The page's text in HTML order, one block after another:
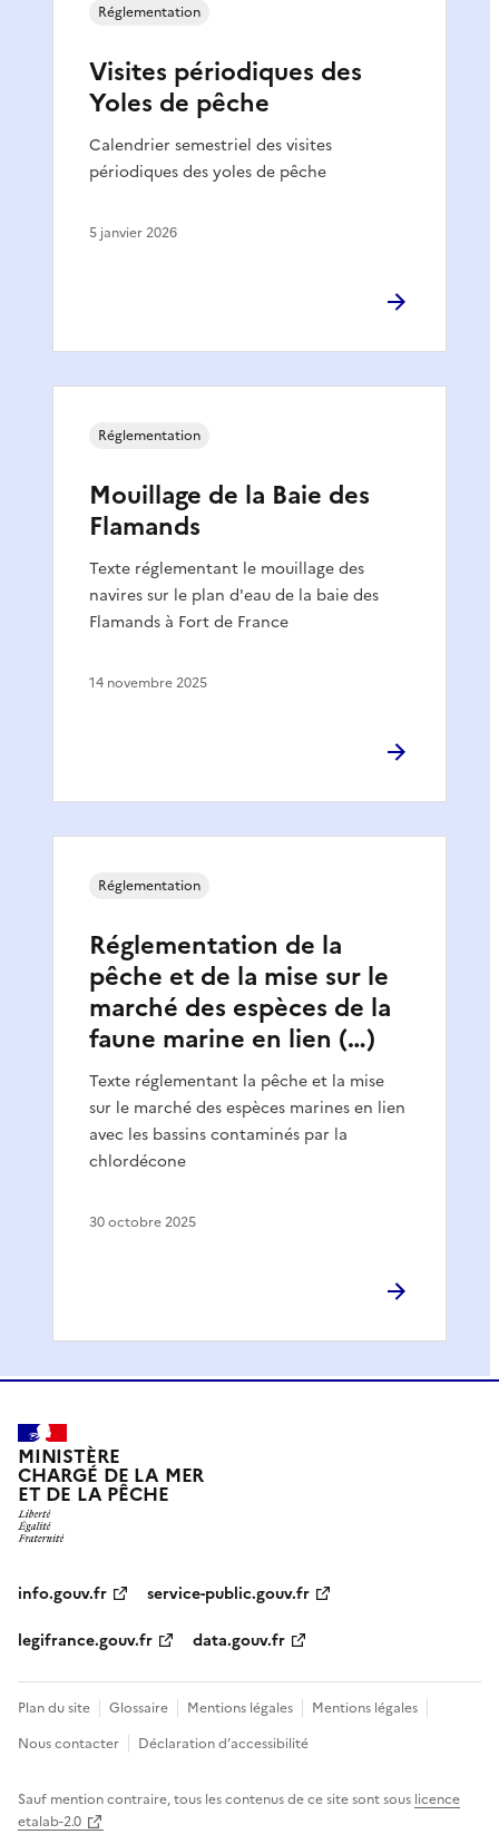
Visites périodiques des
Yoles de pêche
Calendrier semestriel des visites
périodiques des yoles de pêche
Réglementation
5 janvier 2026
Mouillage de la Baie des
Flamands
Texte réglementant le mouillage des
navires sur le plan d'eau de la baie des
Flamands à Fort de France
Réglementation
14 novembre 2025
Réglementation de la
pêche et de la mise sur le
marché des espèces de la
faune marine en lien (…)
Texte réglementant la pêche et la mise
sur le marché des espèces marines en lien
avec les bassins contaminés par la
chlordécone
Réglementation
30 octobre 2025
MINISTÈRE
CHARGÉ DE LA MER
ET DE LA PÊCHE
info.gouv.fr
service-public.gouv.fr
legifrance.gouv.fr
data.gouv.fr
Plan du site Glossaire Mentions légales
Mentions légales
Nous contacter
Déclaration d’accessibilité
Sauf mention contraire, tous les contenus de ce site sont sous licence
etalab-2.0